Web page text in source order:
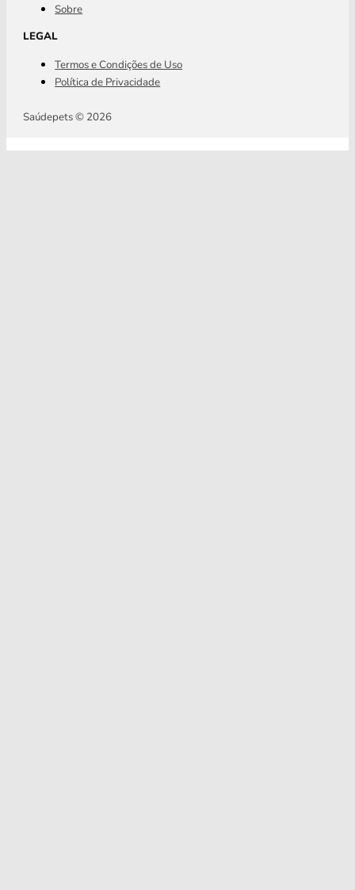
Sobre
LEGAL
Termos e Condições de Uso
Política de Privacidade
Saúdepets © 2026